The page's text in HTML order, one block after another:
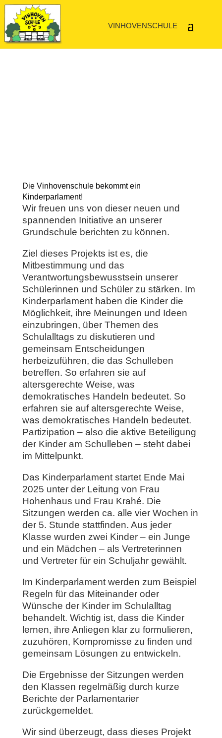
Die Vinhovenschule bekommt ein
Kinderparlament!
Wir freuen uns von dieser neuen und
spannenden Initiative an unserer
Grundschule berichten zu können.
Ziel dieses Projekts ist es, die
Mitbestimmung und das
Verantwortungsbewusstsein unserer
Schülerinnen und Schüler zu stärken. Im
Kinderparlament haben die Kinder die
Möglichkeit, ihre Meinungen und Ideen
einzubringen, über Themen des
Schulalltags zu diskutieren und
gemeinsam Entscheidungen
herbeizuführen, die das Schulleben
betreffen. So erfahren sie auf
altersgerechte Weise, was
demokratisches Handeln bedeutet. So
erfahren sie auf altersgerechte Weise,
was demokratisches Handeln bedeutet.
Partizipation – also die aktive Beteiligung
der Kinder am Schulleben – steht dabei
im Mittelpunkt.
Das Kinderparlament startet Ende Mai
2025 unter der Leitung von Frau
Hohenhaus und Frau Krahé. Die
Sitzungen werden ca. alle vier Wochen in
der 5. Stunde stattfinden. Aus jeder
Klasse wurden zwei Kinder – ein Junge
und ein Mädchen – als Vertreterinnen
und Vertreter für ein Schuljahr gewählt.
Im Kinderparlament werden zum Beispiel
Regeln für das Miteinander oder
Wünsche der Kinder im Schulalltag
behandelt. Wichtig ist, dass die Kinder
lernen, ihre Anliegen klar zu formulieren,
zuzuhören, Kompromisse zu finden und
gemeinsam Lösungen zu entwickeln.
Die Ergebnisse der Sitzungen werden
den Klassen regelmäßig durch kurze
Berichte der Parlamentarier
zurückgemeldet.
Wir sind überzeugt, dass dieses Projekt